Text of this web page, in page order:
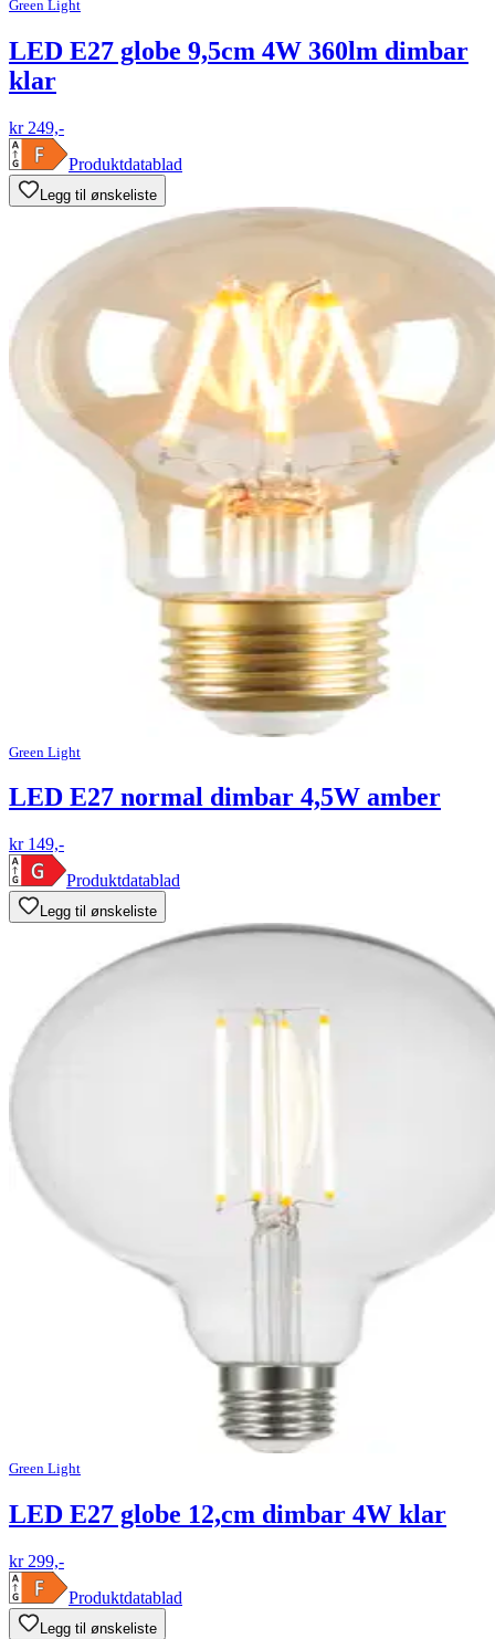
Green Light
LED E27 globe 9,5cm 4W 360lm dimbar
klar
kr 249,-
Produktdatablad
Legg til ønskeliste
Green Light
LED E27 normal dimbar 4,5W amber
kr 149,-
Produktdatablad
Legg til ønskeliste
Green Light
LED E27 globe 12,cm dimbar 4W klar
kr 299,-
Produktdatablad
Legg til ønskeliste